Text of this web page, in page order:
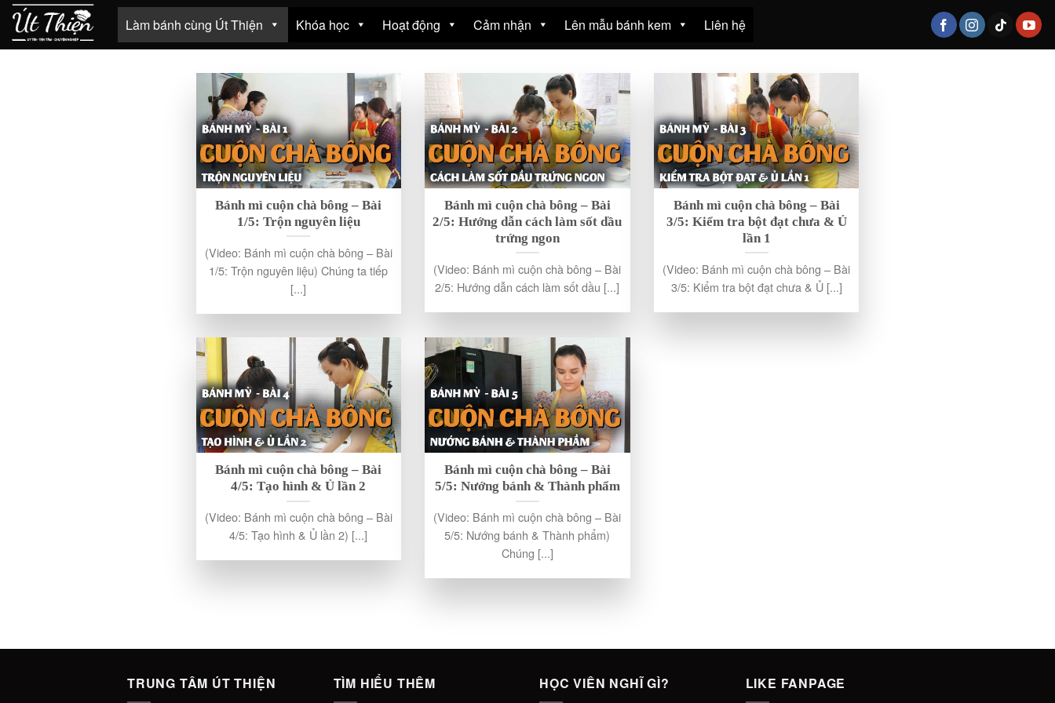
Skip
content
Làm bánh cùng Út Thiện Khóa học Hoạt động Cảm nhận Lên mẫu bánh kem Liên hệ
Bánh mì cuộn chà bông – Bài
1/5: Trộn nguyên liệu
(Video: Bánh mì cuộn chà bông – Bài
1/5: Trộn nguyên liệu) Chúng ta tiếp
[...]
Bánh mì cuộn chà bông – Bài
2/5: Hướng dẫn cách làm sốt dầu
trứng ngon
(Video: Bánh mì cuộn chà bông – Bài
2/5: Hướng dẫn cách làm sốt dầu [...]
Bánh mì cuộn chà bông – Bài
3/5: Kiểm tra bột đạt chưa & Ủ
lần 1
(Video: Bánh mì cuộn chà bông – Bài
3/5: Kiểm tra bột đạt chưa & Ủ [...]
Bánh mì cuộn chà bông – Bài
4/5: Tạo hình & Ủ lần 2
(Video: Bánh mì cuộn chà bông – Bài
4/5: Tạo hình & Ủ lần 2) [...]
Bánh mì cuộn chà bông – Bài
5/5: Nướng bánh & Thành phẩm
(Video: Bánh mì cuộn chà bông – Bài
5/5: Nướng bánh & Thành phẩm)
Chúng [...]
TRUNG TÂM ÚT THIỆN TÌM HIỂU THÊM HỌC VIÊN NGHĨ GÌ? LIKE FANPAGE